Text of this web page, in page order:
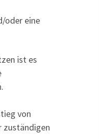
oder eine
ist es
von
zuständigen